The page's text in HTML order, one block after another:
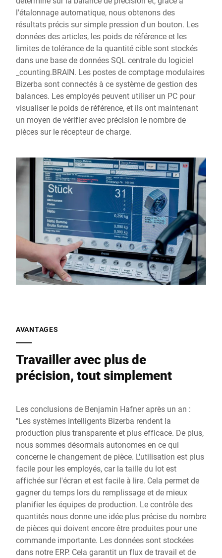
l'étalonnage automatique, nous obtenons des
résultats précis sur simple pression d'un bouton. Les
données des articles, les poids de référence et les
limites de tolérance de la quantité cible sont stockés
dans une base de données SQL centrale du logiciel
_counting.BRAIN. Les postes de comptage modulaires
Bizerba sont connectés à ce système de gestion des
balances. Les employés peuvent utiliser un PC pour
visualiser le poids de référence, et ils ont maintenant
un moyen de vérifier avec précision le nombre de
pièces sur le récepteur de charge.
AVANTAGES
Travailler avec plus de
précision, tout simplement
Les conclusions de Benjamin Hafner après un an :
"Les systèmes intelligents Bizerba rendent la
production plus transparente et plus efficace. De plus,
nous sommes désormais autonomes en ce qui
concerne le changement de pièce. L'utilisation est plus
facile pour les employés, car la taille du lot est
affichée sur l'écran et est facile à lire. Cela permet de
gagner du temps lors du remplissage et de mieux
planifier les équipes de production. Le contrôle des
quantités nous donne une idée plus précise du nombre
de pièces qui doivent encore être produites pour une
commande importante. Les données sont stockées
dans notre ERP. Cela garantit un flux de travail et de